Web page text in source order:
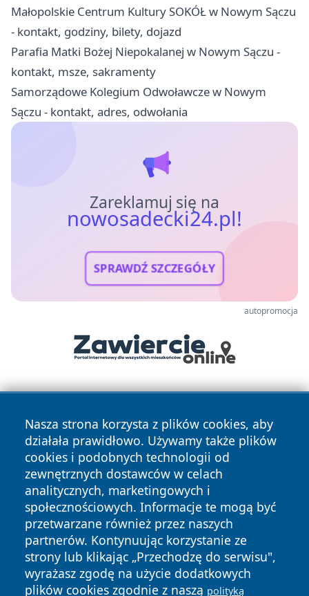
Małopolskie Centrum Kultury SOKÓŁ w Nowym Sączu
- kontakt, godziny, bilety, dojazd
Parafia Matki Bożej Niepokalanej w Nowym Sączu -
kontakt, msze, sakramenty
Samorządowe Kolegium Odwoławcze w Nowym
Sączu - kontakt, adres, odwołania
Zareklamuj się na
nowosadecki24.pl!
SPRAWDŹ SZCZEGÓŁY
autopromocja
Nasza strona korzysta z plików cookies, aby
działała prawidłowo. Używamy także plików
cookies i podobnych technologii od
zewnętrznych dostawców w celach
analitycznych, marketingowych i
społecznościowych. Informacje te mogą być
przetwarzane również przez naszych
partnerów. Kontynuując korzystanie ze
strony lub klikając „Przechodzę do serwisu",
wyrażasz zgodę na użycie dodatkowych
plików cookies zgodnie z naszą polityką
Copyright © 2026 nowosadecki24.pl Wszystkie prawa
zastrzeżone.
News Autorzy
Polityka
Prywatności
Polityka
Cookies